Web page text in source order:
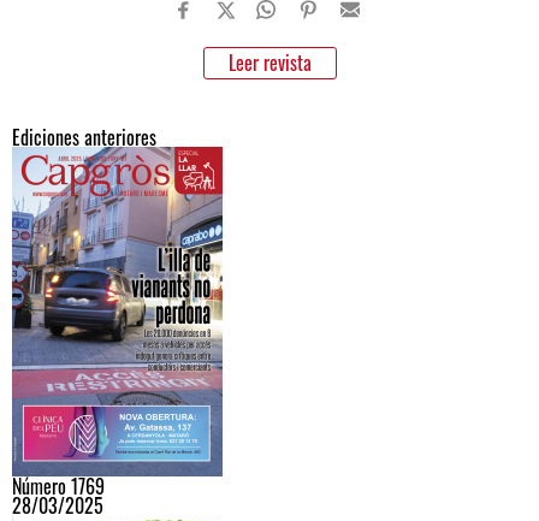
Leer revista
Ediciones anteriores
Número 1769
28/03/2025